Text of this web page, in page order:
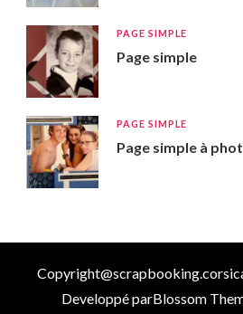
PAGE SIMPLE
Page simple
PAGE SIMPLE
Page simple à
Developpé parBlossom